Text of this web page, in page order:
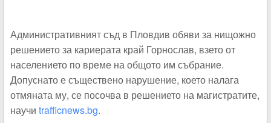
Административният съд в Пловдив обяви за нищожно
решението за кариерата край Горнослав, взето от
населението по време на общото им събрание.
Допуснато е съществено нарушение, което налага
отмяната му, се посочва в решението на магистратите,
научи trafficnews.bg.